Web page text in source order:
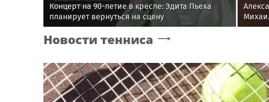
Концерт на 90-летие в кресле: Эдита Пьеха
планирует вернуться на сцену
Новости тенниса